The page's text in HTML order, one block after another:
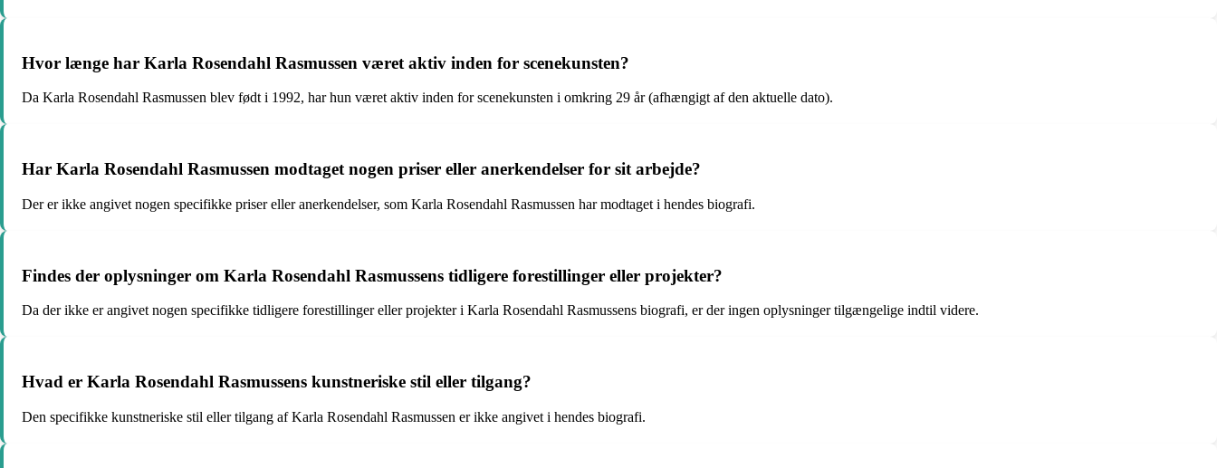
Hvor længe har Karla Rosendahl Rasmussen været aktiv inden for scenekunsten?
Da Karla Rosendahl Rasmussen blev født i 1992, har hun været aktiv inden for scenekunsten i omkring 29 år (afhængigt af den aktuelle dato).
Har Karla Rosendahl Rasmussen modtaget nogen priser eller anerkendelser for sit arbejde?
Der er ikke angivet nogen specifikke priser eller anerkendelser, som Karla Rosendahl Rasmussen har modtaget i hendes biografi.
Findes der oplysninger om Karla Rosendahl Rasmussens tidligere forestillinger eller projekter?
Da der ikke er angivet nogen specifikke tidligere forestillinger eller projekter i Karla Rosendahl Rasmussens biografi, er der ingen oplysninger tilgængelige indtil videre.
Hvad er Karla Rosendahl Rasmussens kunstneriske stil eller tilgang?
Den specifikke kunstneriske stil eller tilgang af Karla Rosendahl Rasmussen er ikke angivet i hendes biografi.